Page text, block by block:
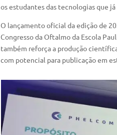
os estudantes das tecnologias que
O lançamento oficial da edição de
Congresso da Oftalmo da Escola
também reforça a produção
com potencial para publicação em